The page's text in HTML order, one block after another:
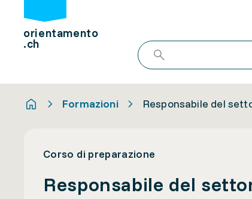
orientamento
.ch
Formazioni Responsabile del
Corso di preparazione
Responsabile del